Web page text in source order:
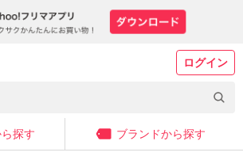
ログイン
探す ブランドから探す